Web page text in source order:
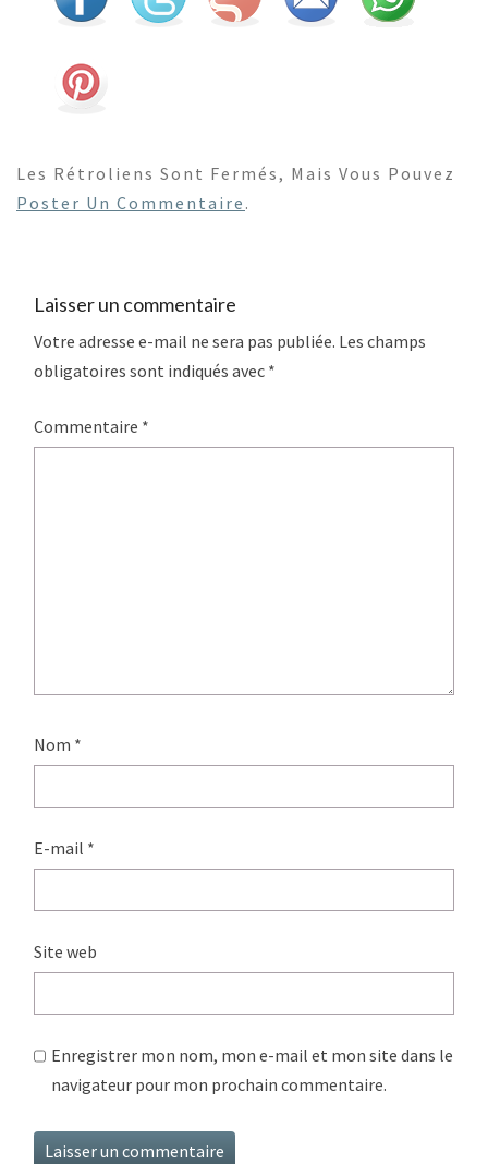
Les Rétroliens Sont Fermés, Mais Vous Pouvez
Poster Un Commentaire .
Laisser un commentaire
Votre adresse e-mail ne sera pas publiée. Les champs
obligatoires sont indiqués avec *
Commentaire *
Nom *
E-mail *
Site web
Enregistrer mon nom, mon e-mail et mon site dans le
navigateur pour mon prochain commentaire.